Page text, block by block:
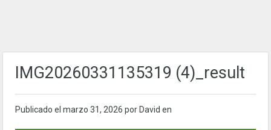
IMG20260331135319 (4)_result
Publicado el marzo 31, 2026 por David en